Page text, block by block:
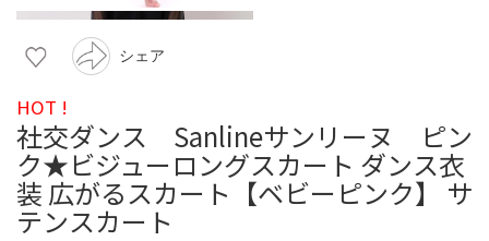
シェア
HOT !
社交ダンス Sanlineサンリーヌ ピン
ク★ビジューロングスカート ダンス衣
装 広がるスカート【ベビーピンク】 サ
テンスカート